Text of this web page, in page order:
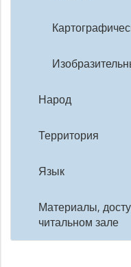
Народ
Территория
Язык
Материалы,
читальном зале